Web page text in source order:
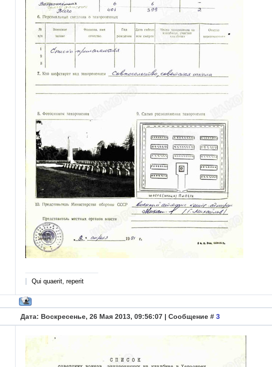
Qui quaerit, reperit
Дата: Воскресенье, 26 Мая 2013, 09:56:07 | Сообщение # 3